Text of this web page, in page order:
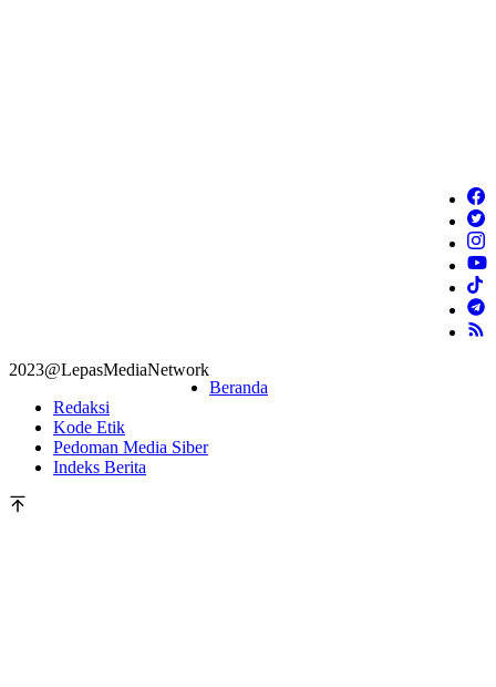
2023@LepasMediaNetwork
Beranda
Redaksi
Kode Etik
Pedoman Media Siber
Indeks Berita